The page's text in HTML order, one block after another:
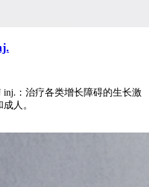
inj.：治疗各类增长障碍的生长激
人。